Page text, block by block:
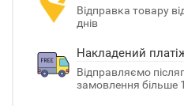
Відправка товару
днів
Накладений
Відправляємо
замовлення більше